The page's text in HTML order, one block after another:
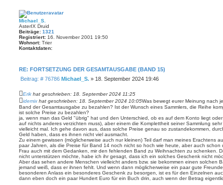
C
o
m
e
d
i
x
Michael_S.
AsterIX Druid
Beiträge: 1321
Registriert: 16. November 2001 19:50
Wohnort: Trier
Kontaktdaten:
k
d
a
t
e
n
v
o
n
M
i
c
h
a
e
l
_
S
RE: FORTSETZUNG DER GESAMTAUSGABE (BAND 15)
Beitrag: # 76786B
i
t
r
a
g
Michael_S. » 18. September 2024 19:46
Erik hat geschrieben: 18. September 2024 11:25
idemix hat geschrieben: 18. September 2024 10:05Was bewegt eurer Meinung nach
Band der Gesamtausgabe zu bezahlen? Ist der Wunsch eines Sammlers, die Reihe
ist solche Preise zu bezahlen?
ja, wenn man das Geld "übrig" hat und den Unterschied, ob es auf dem Konto liegt
auf nichts anderes verzichten muss), aber einem die Komplettheit seiner Sammlung
vielleicht mal. Ich gehe davon aus, dass solche Preise genau so zustandekommen,
Geld haben, dass es ihnen nicht viel ausmacht.
Zu einem gewissen (möglicherweise auch nur kleinen) Teil darf man meines Erachtens
paar Jahren, als die Preise für Band 14 noch nicht so hoch wie heute, aber auch schon
Frau auch mit dem Gedanken, mir den fehlenden Band zu Weihnachten zu schenken.
nicht unterstützen möchte, habe ich ihr gesagt, dass ich ein solches Geschenk nicht
Aber das sehen andere Menschen vielleicht anders bzw. sie bekommen einen solchen
jemand weiß, dass er ihnen fehlt. Und wenn dann möglicherweise ein paar gute
besonderen Anlass ein besonderes Geschenk zu besorgen, ist es für den Einzelnen
dann eben doch ein paar Hundert Euro für ein Buch drin, auch wenn der Betrag